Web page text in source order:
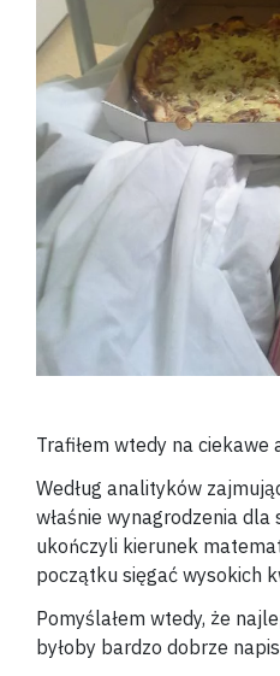
Trafiłem wtedy na ciekawe
Według analityków
właśnie wynagrodzenia
ukończyli kierunek
początku sięgać wysokich
Pomyślałem wtedy, że
byłoby bardzo dobrze